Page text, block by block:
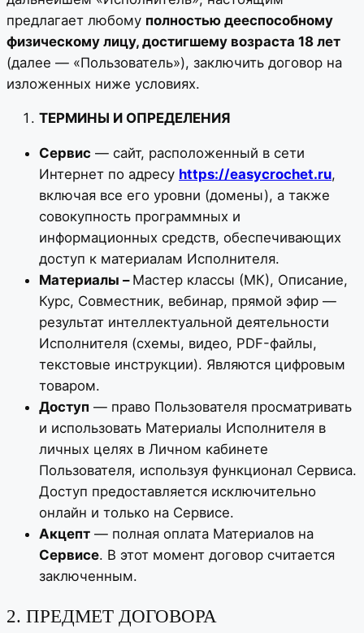
предлагает любому полностью дееспособному
физическому лицу, достигшему возраста 18 лет
(далее — «Пользователь»), заключить договор на
изложенных ниже условиях.
ТЕРМИНЫ И ОПРЕДЕЛЕНИЯ
Сервис — сайт, расположенный в сети
Интернет по адресу https://easycrochet.ru,
включая все его уровни (домены), а также
совокупность программных и
информационных средств, обеспечивающих
доступ к материалам Исполнителя.
Материалы – Мастер классы (МК), Описание,
Курс, Совместник, вебинар, прямой эфир —
результат интеллектуальной деятельности
Исполнителя (схемы, видео, PDF-файлы,
текстовые инструкции). Являются цифровым
товаром.
Доступ — право Пользователя просматривать
и использовать Материалы Исполнителя в
личных целях в Личном кабинете
Пользователя, используя функционал Сервиса.
Доступ предоставляется исключительно
онлайн и только на Сервисе.
Акцепт — полная оплата Материалов на
Сервисе. В этот момент договор считается
заключенным.
2. ПРЕДМЕТ ДОГОВОРА